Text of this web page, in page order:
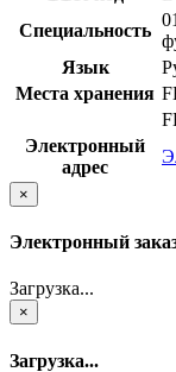
Специальность
Язык
Места хранения
Электронный
адрес
×
Электронный
Загрузка...
×
Загрузка...